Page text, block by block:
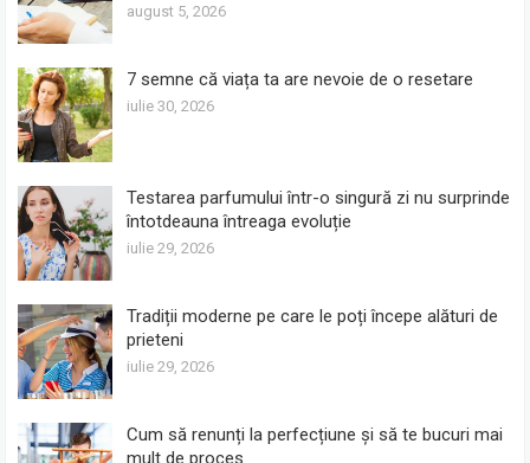
august 5, 2026
7 semne că viața ta are nevoie de o resetare
iulie 30, 2026
Testarea parfumului într-o singură zi nu surprinde
întotdeauna întreaga evoluție
iulie 29, 2026
Tradiții moderne pe care le poți începe alături de
prieteni
iulie 29, 2026
Cum să renunți la perfecțiune și să te bucuri mai
mult de proces